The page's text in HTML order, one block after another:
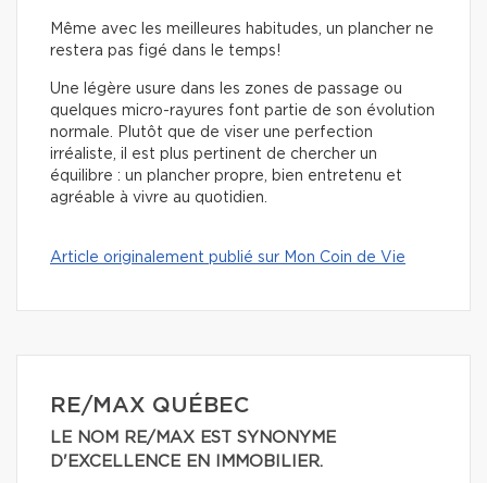
Même avec les meilleures habitudes, un plancher ne
restera pas figé dans le temps!
Une légère usure dans les zones de passage ou
quelques micro-rayures font partie de son évolution
normale. Plutôt que de viser une perfection
irréaliste, il est plus pertinent de chercher un
équilibre : un plancher propre, bien entretenu et
agréable à vivre au quotidien.
Article originalement publié sur Mon Coin de Vie
RE/MAX QUÉBEC
LE NOM RE/MAX EST SYNONYME
D'EXCELLENCE EN IMMOBILIER.